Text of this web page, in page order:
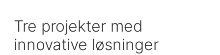
Tre projekter med
innovative løsninger